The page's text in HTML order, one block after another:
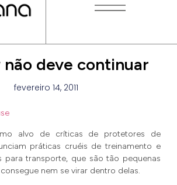
não deve continuar
fevereiro 14, 2011
alvo de críticas de protetores de
práticas cruéis de treinamento e
para transporte, que são tão pequenas
nem se virar dentro delas.